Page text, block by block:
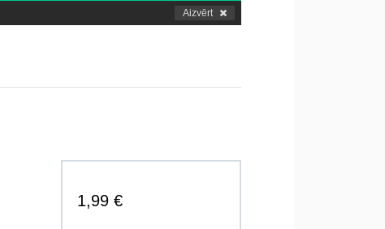
Aizvērt
1,99 €